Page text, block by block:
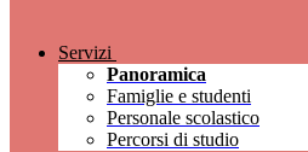
Servizi
Panoramica
Famiglie e studenti
Personale scolastico
Percorsi di studio